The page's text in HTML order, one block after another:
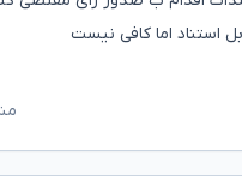
استناد اما کافی نیست